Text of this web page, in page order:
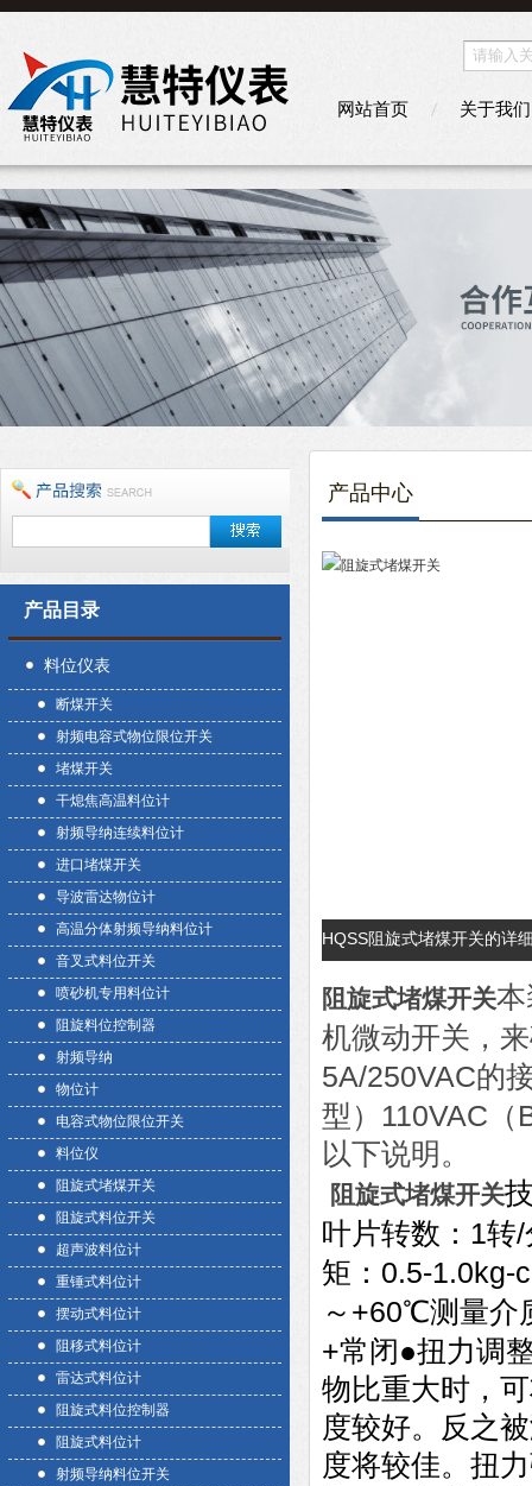
网站首页 关于我们
产品目录
料位仪表
断煤开关
射频电容式物位限位开关
堵煤开关
干熄焦高温料位计
射频导纳连续料位计
进口堵煤开关
导波雷达物位计
高温分体射频导纳料位计
音叉式料位开关
喷砂机专用料位计
阻旋料位控制器
射频导纳
物位计
电容式物位限位开关
料位仪
阻旋式堵煤开关
阻旋式料位开关
超声波料位计
重锤式料位计
摆动式料位计
阻移式料位计
雷达式料位计
阻旋式料位控制器
阻旋式料位计
射频导纳料位开关
产品中心
HQSS阻旋式堵煤开关的详
阻旋式堵煤开关
机微动开关，
5A/250VAC的
型） 110VAC （
以下说明。
阻旋式堵煤开关
叶片转数： 1转/
矩： 0.5-1.0kg-
～ +60℃测量介
+常闭 ●扭力调
物比重大时，
度较好。反之
度将较佳。扭